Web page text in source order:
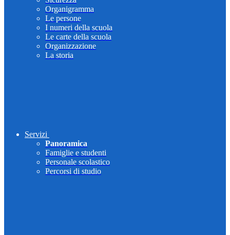
Organigramma
Le persone
I numeri della scuola
Le carte della scuola
Organizzazione
La storia
Servizi
Panoramica
Famiglie e studenti
Personale scolastico
Percorsi di studio